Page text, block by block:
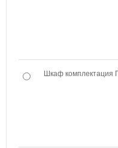
Шкаф комплектация